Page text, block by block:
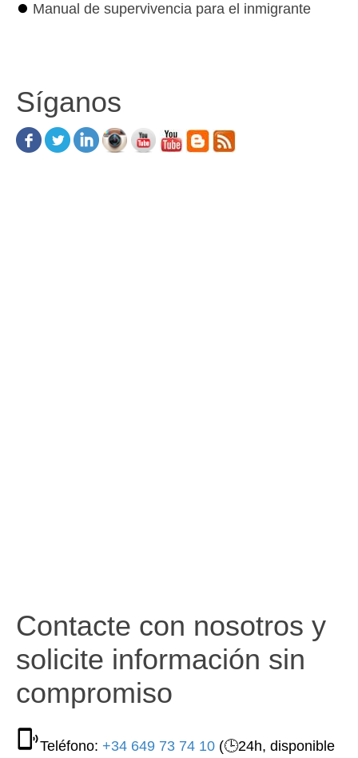
⏺ Manual de supervivencia para el inmigrante
Síganos
Contacte con nosotros y
solicite información sin
compromiso
Teléfono: +34 649 73 74 10 (🕒24h, disponible